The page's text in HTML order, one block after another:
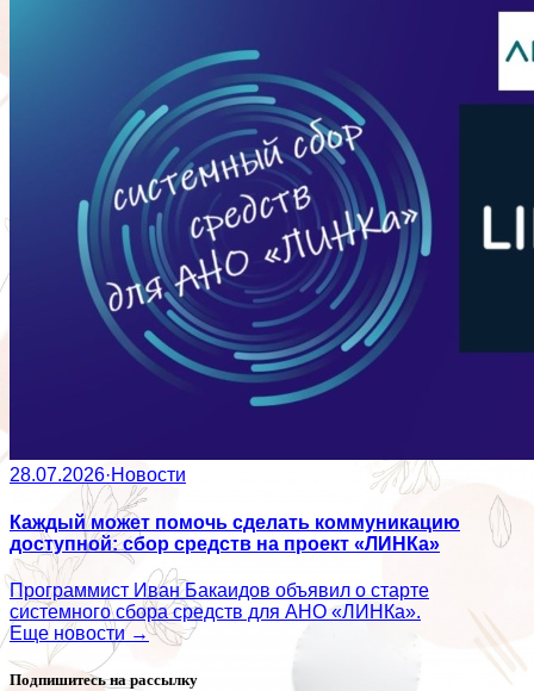
28.07.2026·Новости
Каждый может помочь сделать коммуникацию
доступной: сбор средств на проект «ЛИНКа»
Программист Иван Бакаидов объявил о старте
системного сбора средств для АНО «ЛИНКа».
Еще новости →
Подпишитесь на рассылку